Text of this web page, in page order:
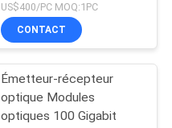
US$400/PC MOQ:1PC
CONTACT
Émetteur-récepteur
optique Modules
optiques 100 Gigabit